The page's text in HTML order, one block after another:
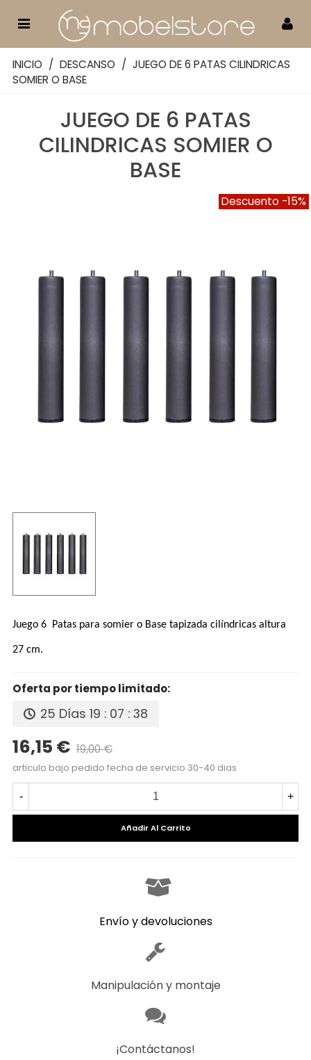
INICIO / DESCANSO / JUEGO DE 6 PATAS CILINDRICAS
SOMIER O BASE
JUEGO DE 6 PATAS
CILINDRICAS SOMIER O
BASE
Descuento -15%
Juego 6 Patas para somier o Base tapizada cilíndricas altura
27 cm.
Oferta por tiempo limitado:
25 Días 19 : 07 : 37
16,15 € 19,00 €
articulo bajo pedido fecha de servicio 30-40 dias
- +
Añadir Al Carrito
Envío y devoluciones
Manipulación y montaje
¡Contáctanos!